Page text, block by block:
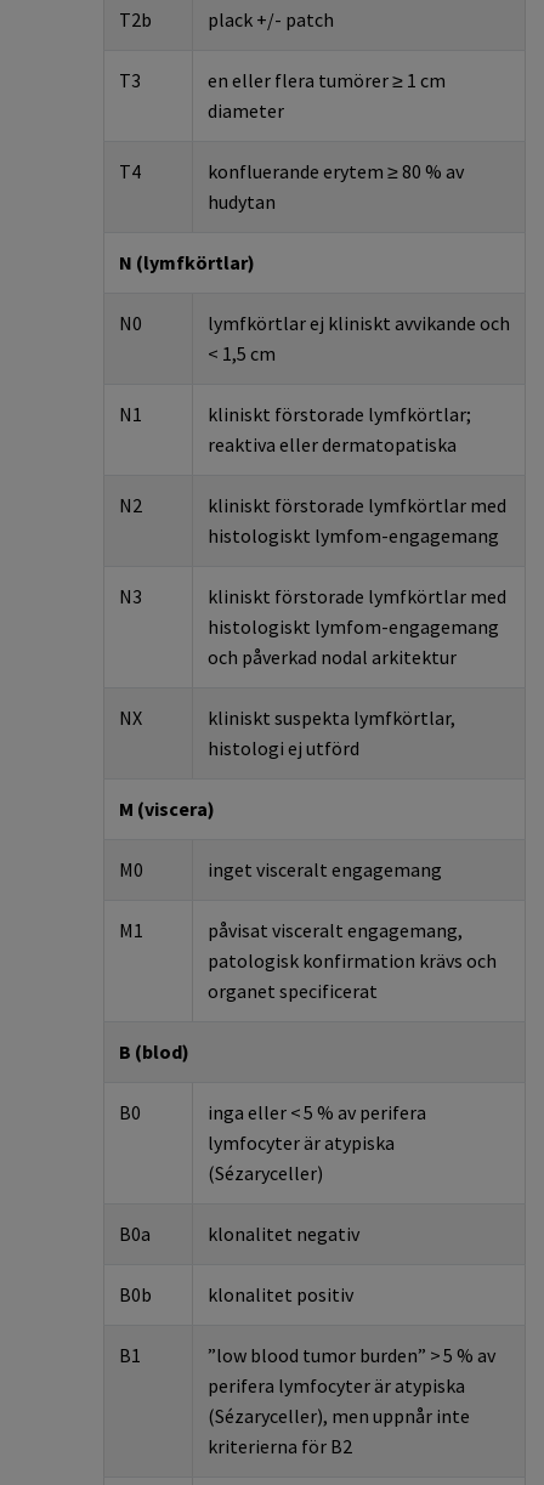
T2b plack +/- patch
T3
en eller flera tumörer ≥ 1 cm
diameter
T4 konfluerande erytem ≥80 % av
hudytan
N (lymfkörtlar)
N0
lymfkörtlar ej kliniskt avvikande och
< 1,5 cm
N1
kliniskt förstorade lymfkörtlar;
reaktiva ellerdermatopatiska
N2
kliniskt förstorade lymfkörtlar med
histologiskt lymfom-engagemang
N3 kliniskt förstorade lymfkörtlar med
histologiskt lymfom-engagemang
och påverkad nodal arkitektur
NX
kliniskt suspekta lymfkörtlar,
histologi ej utförd
M (viscera)
M0 inget visceralt engagemang
M1 påvisat visceralt engagemang,
patologisk konfirmation krävs och
organet specificerat
B (blod)
B0 inga eller < 5 % av perifera
lymfocyter är atypiska
(Sézaryceller)
B0a klonalitet negativ
B0b klonalitet positiv
B1 ”low blood tumor burden” >5 % av
perifera lymfocyter är atypiska
(Sézaryceller), men uppnår inte
kriterierna för B2